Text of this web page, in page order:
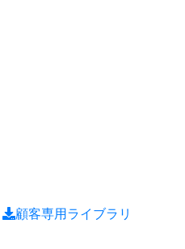
顧客専用ライブラリ